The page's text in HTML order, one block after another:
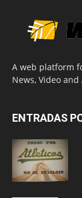
A web platform
News, Video
ENTRADAS